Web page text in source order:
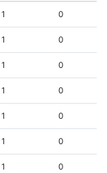
1 0
1 0
1 0
1 0
1 0
1 0
1 0